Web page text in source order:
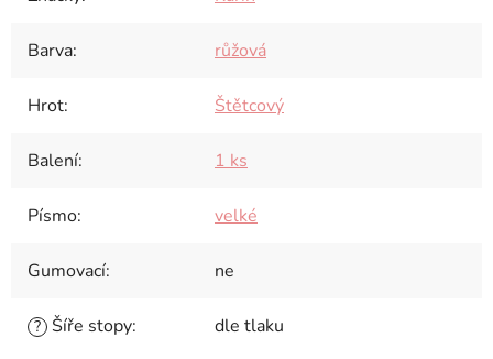
Barva: růžová
Hrot: Štětcový
Balení: 1 ks
Písmo: velké
Gumovací: ne
? Šíře stopy: dle tlaku